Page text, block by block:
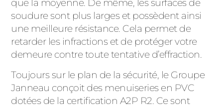
que la moyenne. De même, les surfaces de
soudure sont plus larges et possèdent ainsi
une meilleure résistance. Cela permet de
retarder les infractions et de protéger votre
demeure contre toute tentative d’effraction.
Toujours sur le plan de la sécurité, le Groupe
Janneau conçoit des menuiseries en PVC
dotées de la certification A2P R2. Ce sont